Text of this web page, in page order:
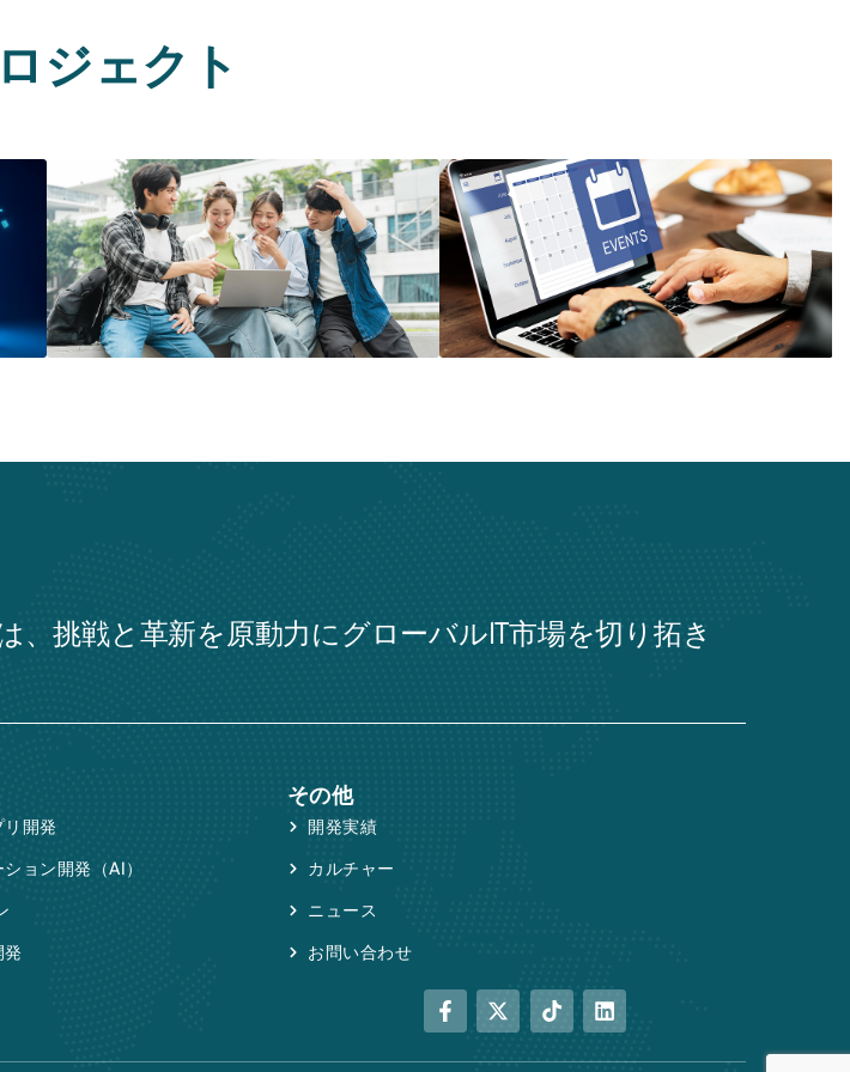
ジェクト
、挑戦と革新を原動力にグローバルIT市場を切り拓き
開発
ョン開発（AI）
その他
開発実績
カルチャー
ニュース
お問い合わせ